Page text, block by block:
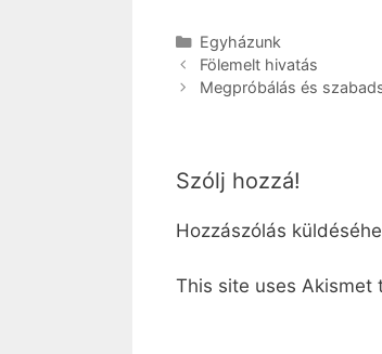
Kategória
Egyházunk
Fölemelt hivatás
Megpróbálás és
Szólj hozzá!
Hozzászólás
This site uses Akismet